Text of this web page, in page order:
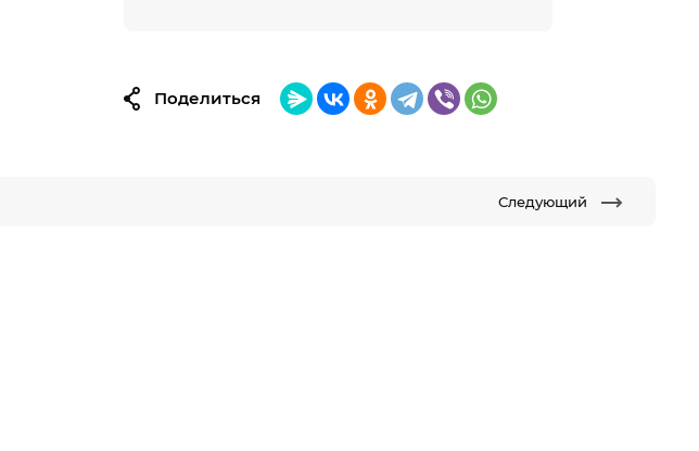
Поделиться
Следующий